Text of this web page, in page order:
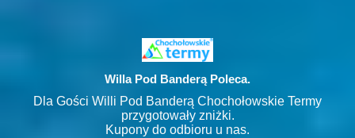
Willa Pod Banderą Poleca.
Dla Gości Willi Pod Banderą Chochołowskie Termy
przygotowały zniżki.
Kupony do odbioru u nas.